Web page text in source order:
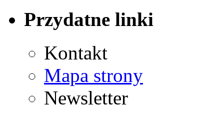
Przydatne linki
Kontakt
Mapa strony
Newsletter